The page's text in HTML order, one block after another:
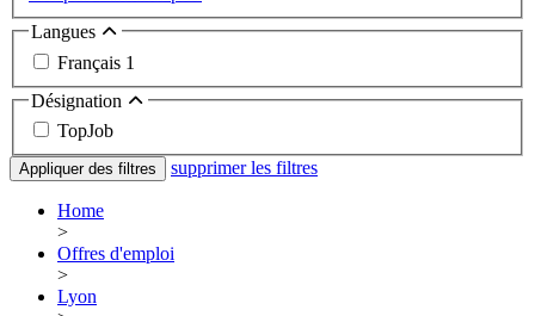
Langues
Français 1
Désignation
TopJob
Appliquer des filtres supprimer les filtres
Home
>
Offres d'emploi
>
Lyon